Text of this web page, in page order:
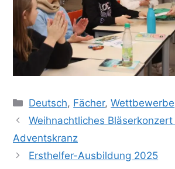
Kategorien
Deutsch, Fächer,Wettbewerbe
Weihnachtliches
Adventskranz
Ersthelfer-Ausbildung 2025